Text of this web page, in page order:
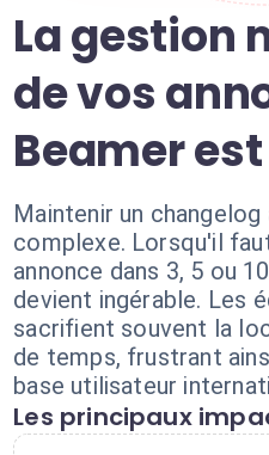
La gestion
de vos
Beamer
Maintenir un
complexe. Lorsqu'il
annonce dans 3, 5 ou
devient ingérable. Les
sacrifient souvent la
de temps, frustrant
base utilisateur
Les principaux